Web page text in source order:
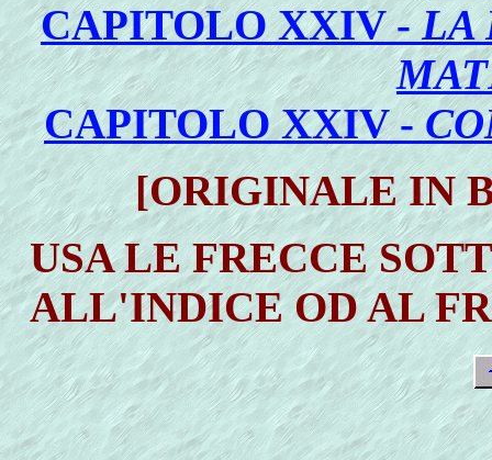
CAPITOLO XXIV -LA
CAPITOLO XXIV -
[ORIGINALE IN
USA LE FRECCE
ALL'INDICE OD AL